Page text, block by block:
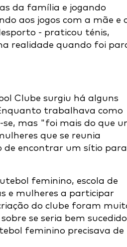
da família e jogando
aos jogos com a mãe e
- praticou ténis,
realidade quando foi
Clube surgiu há alguns
trabalhava como
mas "foi mais do que
que se reunia
de encontrar um sítio para
feminino, escola de
e mulheres a participar
do clube foram
se seria bem
feminino precisava de